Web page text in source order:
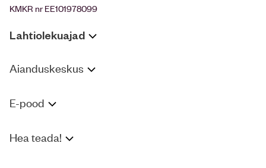
KMKR nr EE101978099
Lahtiolekuajad
Aianduskeskus
E-pood
Hea teada!